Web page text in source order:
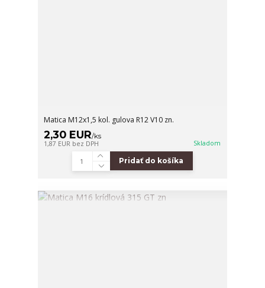
Matica M12x1,5 kol. gulova R12 V10 zn.
2,30 EUR/ks
1,87 EUR bez DPH Skladom
Pridať do košíka